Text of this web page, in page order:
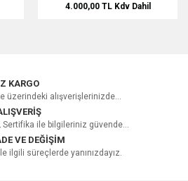
4.000,00 TL Kdv Dahil
KARGO
üzerindeki alışverişlerinizde...
Sertifika ile bilgileriniz güvende...
VE DEĞİŞİM
ilgili süreçlerde yanınızdayız.